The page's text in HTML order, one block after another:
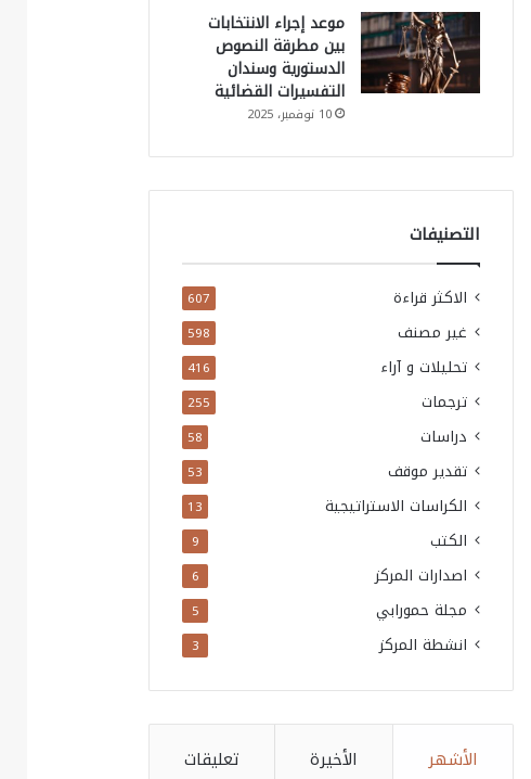
موعد إجراء الانتخابات
بين مطرقة النصوص
الدستورية وسندان
التفسيرات القضائية
10 نوفمبر، 2025
التصنيفات
الاكثر قراءة 607
غير مصنف 598
تحليلات و آراء 416
ترجمات 255
دراسات 58
تقدير موقف 53
الكراسات الاستراتيجية 13
الكتب 9
اصدارات المركز 6
مجلة حمورابي 5
انشطة المركز 3
الأشهر الأخيرة تعليقات